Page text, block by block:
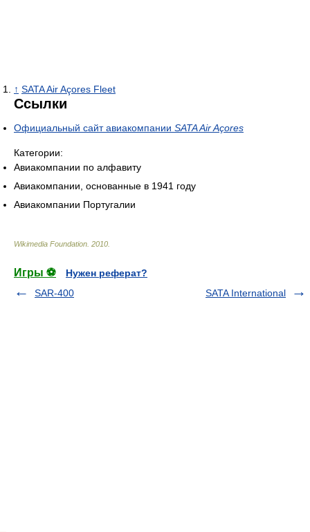
↑ SATA Air Açores Fleet
Ссылки
Официальный сайт авиакомпании SATA Air Açores
Категории:
Авиакомпании по алфавиту
Авиакомпании, основанные в 1941 году
Авиакомпании Португалии
Wikimedia Foundation 2010
Игры ⚽
Нужен реферат?
SAR-400
SATA International